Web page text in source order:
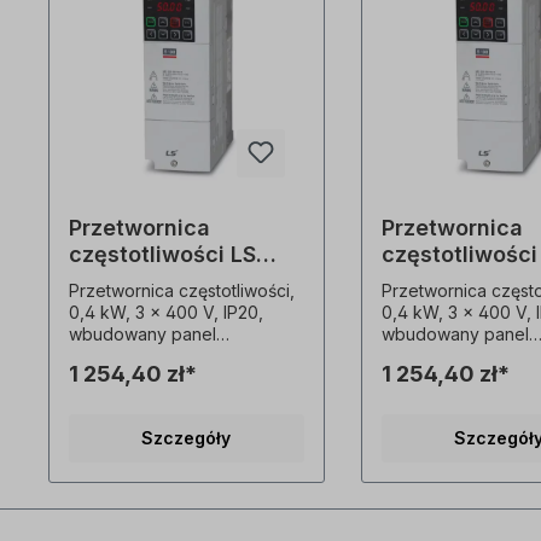
Przetwornica
częstotliwości LS
0004S100-4EOFNS
Przetwornica częstotliwości,
0,4 kW, 3 x 400 V, IP20,
wbudowany panel
(C3) rozszerzone funkcje
moment rozruchowy 200%
gęstość mocy, kompaktowe
wymiary, montaż przelotowy
1 254,40 zł*
Szczegóły
Przetwornica
częstotliwości
0004S100-
Przetwornica
0,4 kW, 3 x 400 V,
wbudowany panel
(C3) rozszerzone funkcje
moment
gęstość mocy,
wymiary, montaż
1 254,40 zł*